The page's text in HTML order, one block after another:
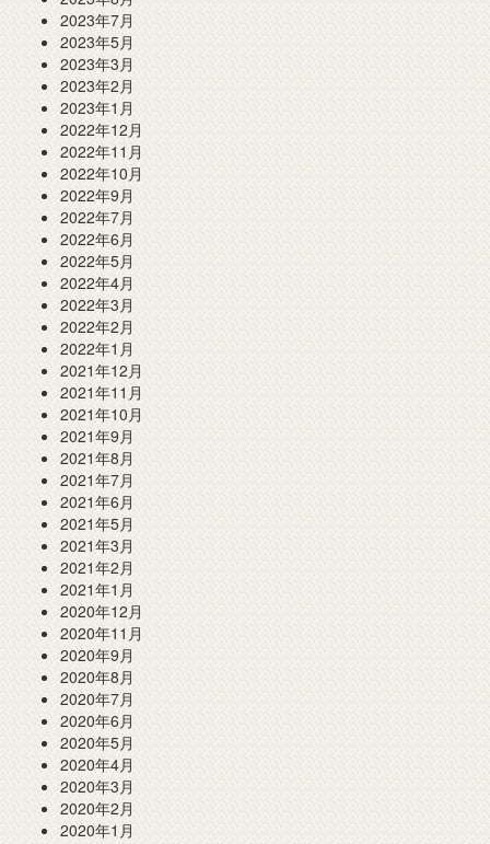
2023年7月
2023年5月
2023年3月
2023年2月
2023年1月
2022年12月
2022年11月
2022年10月
2022年9月
2022年7月
2022年6月
2022年5月
2022年4月
2022年3月
2022年2月
2022年1月
2021年12月
2021年11月
2021年10月
2021年9月
2021年8月
2021年7月
2021年6月
2021年5月
2021年3月
2021年2月
2021年1月
2020年12月
2020年11月
2020年9月
2020年8月
2020年7月
2020年6月
2020年5月
2020年4月
2020年3月
2020年2月
2020年1月